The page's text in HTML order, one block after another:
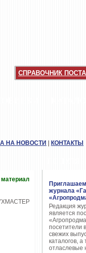
СПРАВОЧНИК
журнала
Редакция
является
посетители
свежих
каталогов,
отласлевые
НА НОВОСТИ КОНТАКТЫ